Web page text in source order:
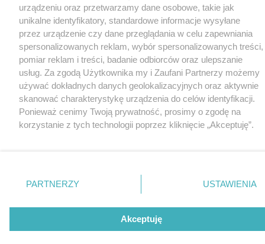
urządzeniu oraz przetwarzamy dane osobowe, takie jak
unikalne identyfikatory, standardowe informacje wysyłane
przez urządzenie czy dane przeglądania w celu zapewniania
spersonalizowanych reklam, wybór spersonalizowanych treści,
pomiar reklam i treści, badanie odbiorców oraz ulepszanie
usług. Za zgodą Użytkownika my i Zaufani Partnerzy możemy
używać dokładnych danych geolokalizacyjnych oraz aktywnie
skanować charakterystykę urządzenia do celów identyfikacji.
Ponieważ cenimy Twoją prywatność, prosimy o zgodę na
korzystanie z tych technologii poprzez kliknięcie „Akceptuję”.
nie wymagają zgody użytkownika, ale masz prawo sprzeciwić
się takiemu przetwarzaniu. Preferencje będą miały
Zapoznaj się z poniższymi informacjami, abyś mógł świadomie
PARTNERZY USTAWIENIA
Akceptuję